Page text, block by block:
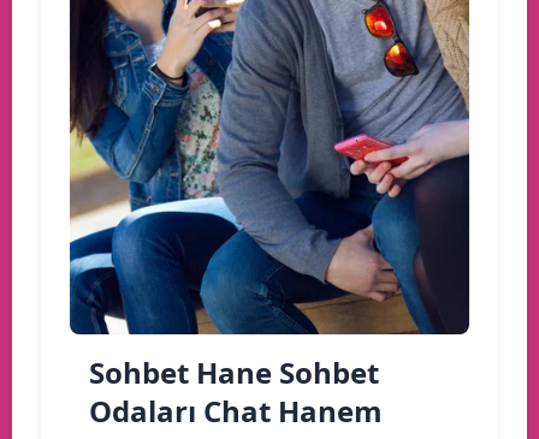
Sohbet Hane Sohbet
Odaları Chat Hanem